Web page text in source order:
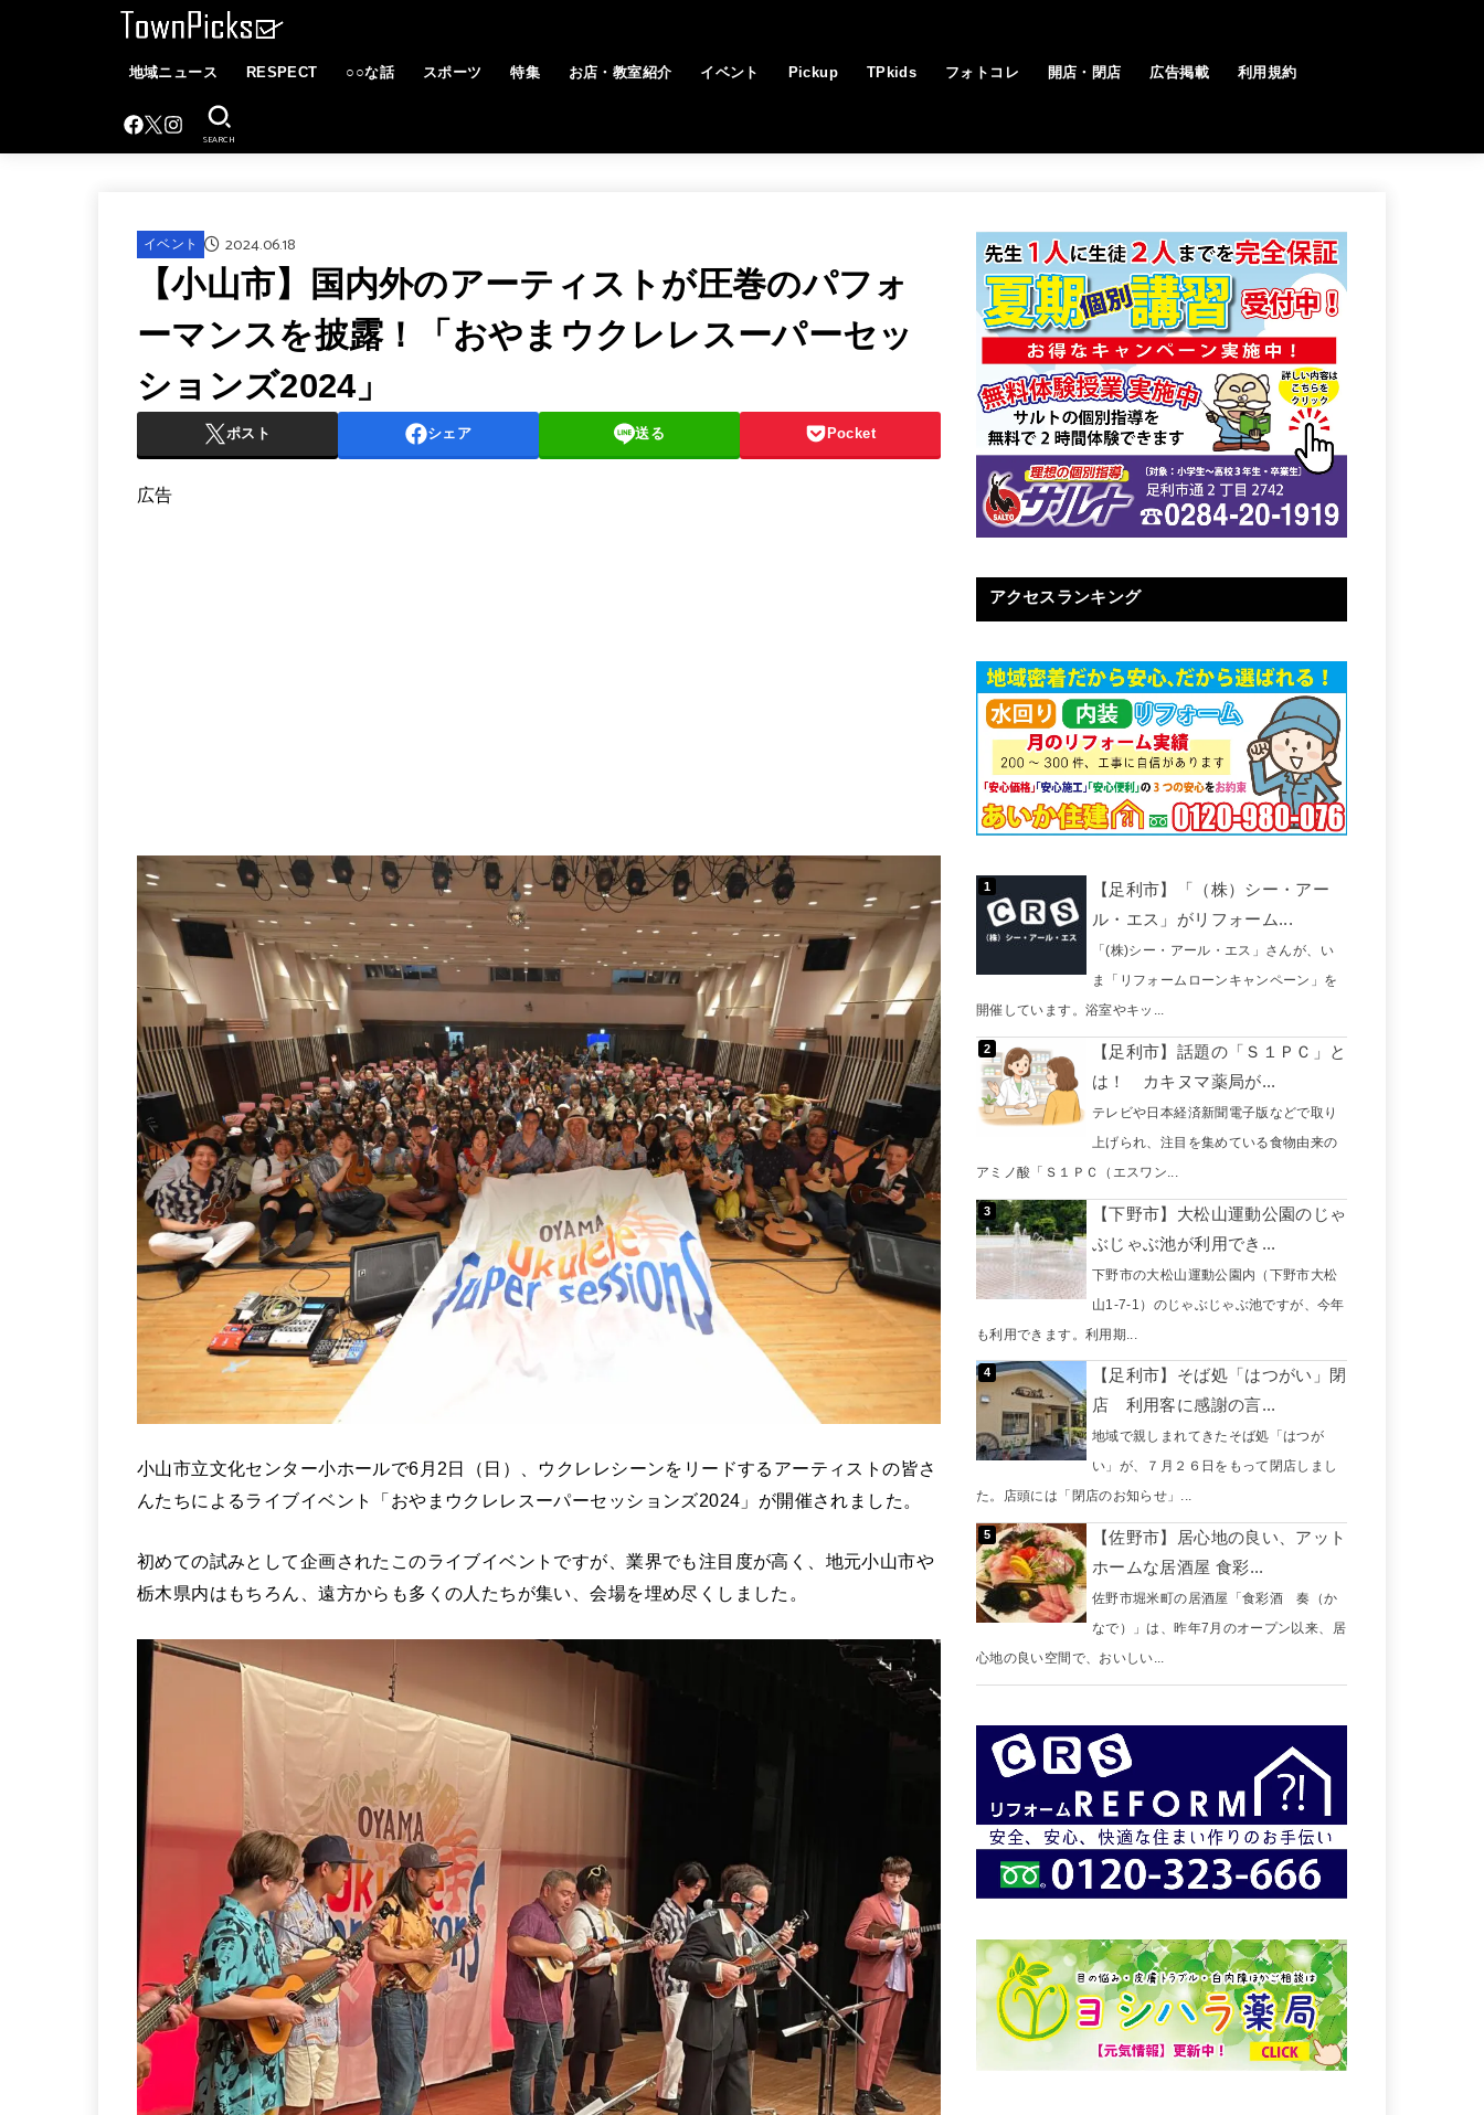
地域ニュース RESPECT ○○な話 スポーツ 特集 お店・教室紹介 イベント Pickup TPkids フォトコレ 開店・閉店 広告掲載 利用規約
SEARCH
イベント 2024.06.18
【小山市】国内外のアーティストが圧巻のパフォ
ーマンスを披露！「おやまウクレレスーパーセッ
ションズ2024」
ポスト シェア 送る Pocket
広告
小山市立文化センター小ホールで6月2日（日）、ウクレレシーンをリードするアーティストの皆さ
んたちによるライブイベント「おやまウクレレスーパーセッションズ2024」が開催されました。
初めての試みとして企画されたこのライブイベントですが、業界でも注目度が高く、地元小山市や
栃木県内はもちろん、遠方からも多くの人たちが集い、会場を埋め尽くしました。
アクセスランキング
【足利市】「（株）シー・アー
ル・エス」がリフォーム...
「(株)シー・アール・エス」さんが、い
ま「リフォームローンキャンペーン」を
開催しています。浴室やキッ...
【足利市】話題の「Ｓ１ＰＣ」と
は！ カキヌマ薬局が...
テレビや日本経済新聞電子版などで取り
上げられ、注目を集めている食物由来の
アミノ酸「Ｓ１ＰＣ（エスワン...
【下野市】大松山運動公園のじゃ
ぶじゃぶ池が利用でき...
下野市の大松山運動公園内（下野市大松
山1-7-1）のじゃぶじゃぶ池ですが、今年
も利用できます。利用期...
【足利市】そば処「はつがい」閉
店 利用客に感謝の言...
地域で親しまれてきたそば処「はつが
い」が、７月２６日をもって閉店しまし
た。店頭には「閉店のお知らせ」...
【佐野市】居心地の良い、アット
ホームな居酒屋 食彩...
佐野市堀米町の居酒屋「食彩酒 奏（か
なで）」は、昨年7月のオープン以来、居
心地の良い空間で、おいしい...